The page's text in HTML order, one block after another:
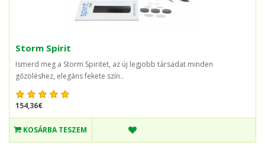
Storm Spirit
Ismerd meg a Storm Spiritet, az új legjobb társadat minden
gőzöléshez, elegáns fekete szín..
154,36€
KOSÁRBA TESZEM